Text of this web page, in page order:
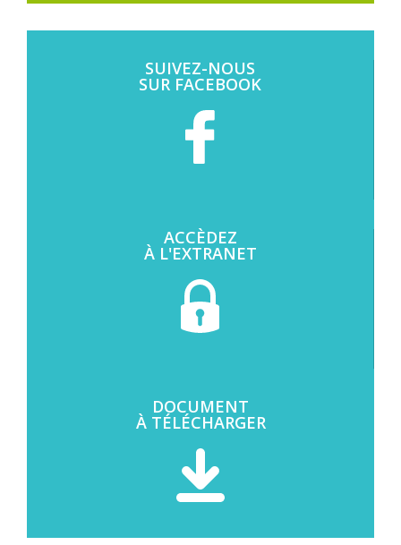
SUIVEZ-NOUS
SUR FACEBOOK
ACCÈDEZ
À L'EXTRANET
DOCUMENT
À TÉLÉCHARGER